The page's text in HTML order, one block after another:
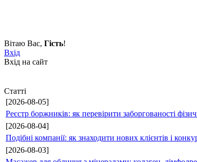
Вітаю Вас, Гість!
Вхід
Вхід на сайт
Статті
[2026-08-05]
Реєстр боржників: як перевірити заборгованості
[2026-08-04]
Подібні компанії: як знаходити нових клієнтів і
[2026-08-03]